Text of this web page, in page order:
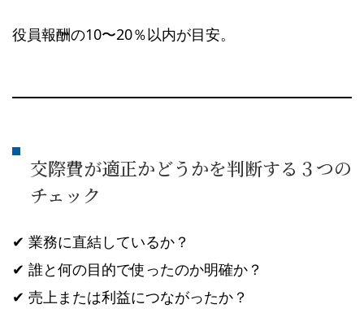
役員報酬の10〜20％以内が目安。
交際費が適正かどうかを判断する３つの
チェック
✔ 業務に直結しているか？
✔ 誰と何の目的で使ったのか明確か？
✔ 売上または利益につながったか？